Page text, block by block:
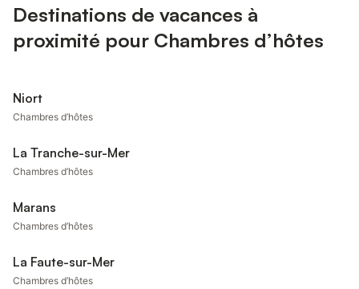
Destinations de vacances à
proximité pour Chambres d’hôtes
Niort
Chambres d’hôtes
La Tranche-sur-Mer
Chambres d’hôtes
Marans
Chambres d’hôtes
La Faute-sur-Mer
Chambres d’hôtes